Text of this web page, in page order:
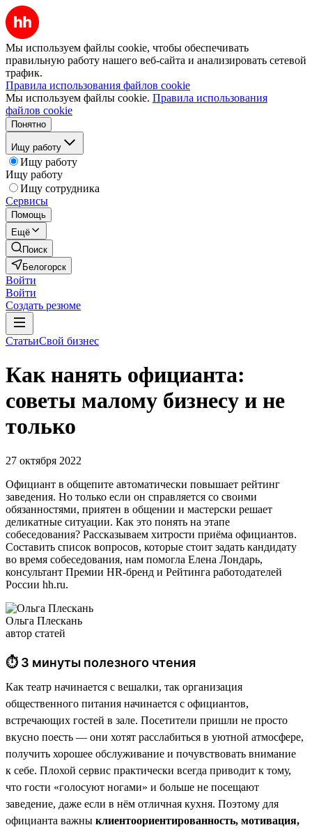
Мы используем файлы cookie, чтобы обеспечивать
правильную работу нашего веб-сайта и анализировать сетевой
трафик.
Правила использования файлов cookie
Мы используем файлы cookie. Правила использования
файлов cookie
Понятно
Ищу работу
Ищу работу
Ищу работу
Ищу сотрудника
Сервисы
Помощь
Ещё
Поиск
Белогорск
Войти
Войти
Создать резюме
СтатьиСвой бизнес
Как нанять официанта:
советы малому бизнесу и не
только
27 октября 2022
Официант в общепите автоматически повышает рейтинг
заведения. Но только если он справляется со своими
обязанностями, приятен в общении и мастерски решает
деликатные ситуации. Как это понять на этапе
собеседования? Рассказываем хитрости приёма официантов.
Составить список вопросов, которые стоит задать кандидату
во время собеседования, нам помогла Елена Лондарь,
консультант Премии HR-бренд и Рейтинга работодателей
России hh.ru.
Ольга Плескань
автор статей
⏱ 3 минуты полезного чтения
Как театр начинается с вешалки, так организация
общественного питания начинается с официантов,
встречающих гостей в зале. Посетители пришли не просто
вкусно поесть — они хотят расслабиться в уютной атмосфере,
получить хорошее обслуживание и почувствовать внимание
к себе. Плохой сервис практически всегда приводит к тому,
что гости «голосуют ногами» и больше не посещают
заведение, даже если в нём отличная кухня. Поэтому для
официанта важны клиентоориентированность, мотивация,